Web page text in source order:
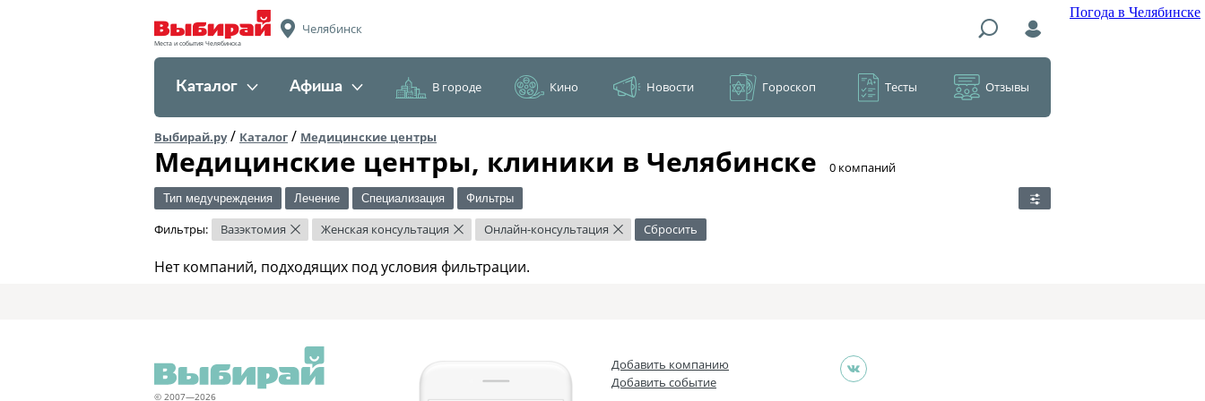
Погода в Челябинске
Места и события Челябинска
Челябинск
Каталог Афиша В городе Кино Новости Гороскоп Тесты Отзывы
Выбирай.ру/ Каталог / Медицинские центры
Медицинские центры, клиники в Челябинске ​0 компаний
Тип медучреждения Лечение Специализация Фильтры
Фильтры: Вазэктомия × Женская консультация × Онлайн-консультация × Сбросить
Нет компаний, подходящих под условия фильтрации.
© 2007—2026
Добавить компанию
Добавить событие